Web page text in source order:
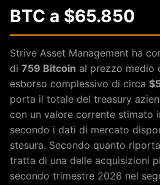
BTC a $65.850
Strive Asset Management ha
di 759 Bitcoin al prezzo medio
esborso complessivo di circa
porta il totale del treasury
con un valore corrente stimato
secondo i dati di mercato
stesura. Secondo quanto
tratta di una delle acquisizioni
secondo trimestre 2026 nel